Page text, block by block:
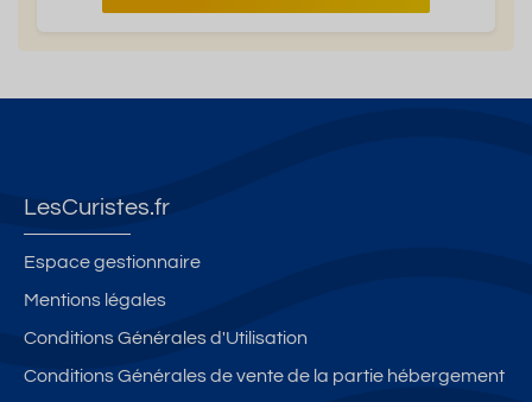
LesCuristes.fr
Espace gestionnaire
Mentions légales
Conditions Générales d'Utilisation
Conditions Générales de vente de la partie hébergement